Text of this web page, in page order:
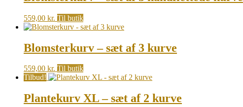
559,00 kr. Til butik
Blomsterkurv – sæt af 3 kurve
559,00 kr. Til butik
Tilbud!
Plantekurv XL – sæt af 2 kurve